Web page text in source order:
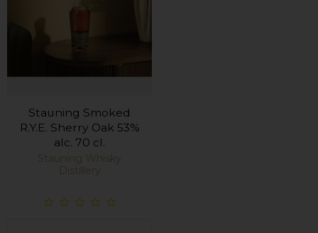
Stauning Smoked
R.Y.E. Sherry Oak 53%
alc. 70 cl.
Stauning Whisky
Distillery